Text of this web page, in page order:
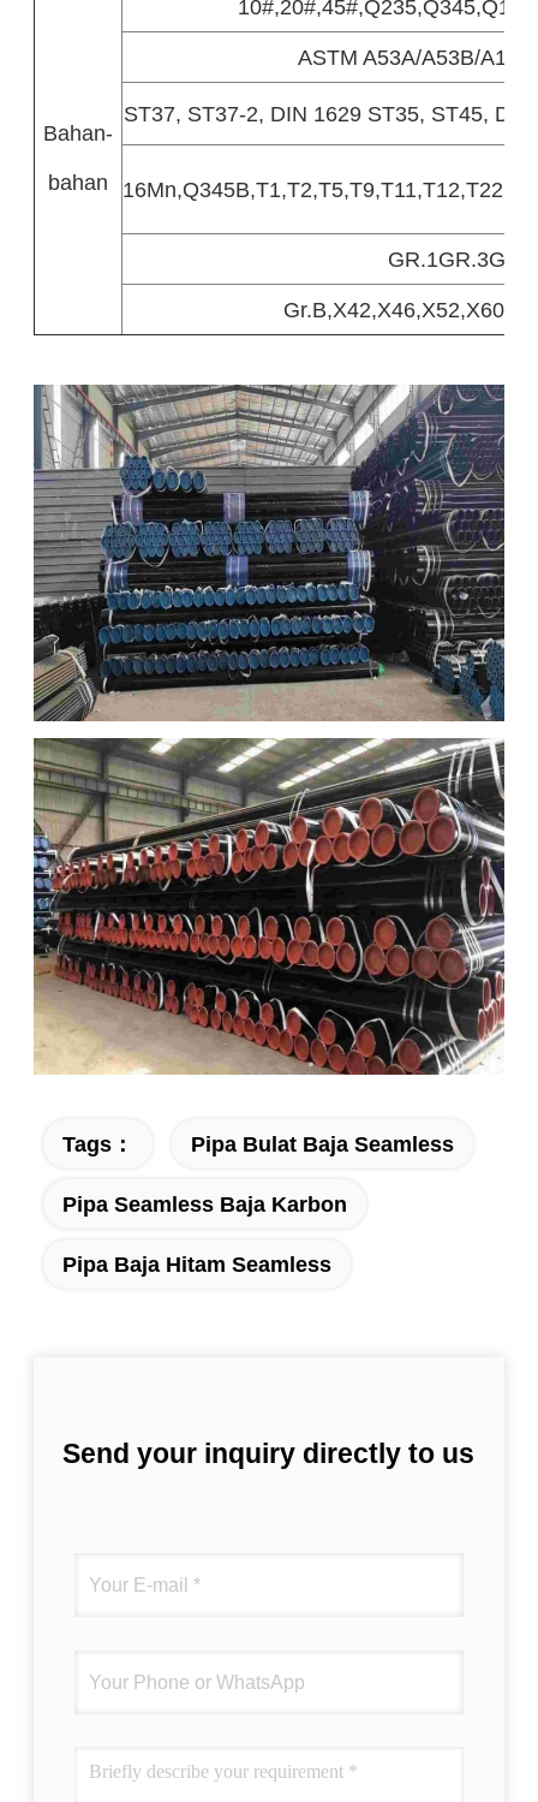
Bahan-
bahan
ASTM A53A/A53B/
ST37, ST37-2, DIN 1629 ST35, ST45,
Tags： Pipa Bulat Baja Seamless
Pipa Seamless Baja Karbon
Pipa Baja Hitam Seamless
Send your inquiry directly to us